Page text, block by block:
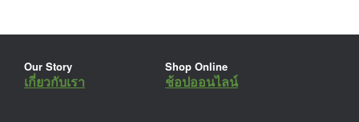
Our Story
เกี่ยวกับเรา
Shop Online
ช้อปออนไลน์